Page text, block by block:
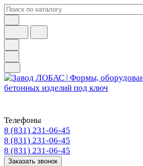
Телефоны
8 (831) 231-06-45
8 (831) 231-06-45
8 (831) 231-06-45
Заказать звонок